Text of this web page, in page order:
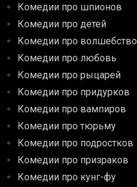
Комедии про шпионов
Комедии про детей
Комедии про волшебство
Комедии про любовь
Комедии про рыцарей
Комедии про придурков
Комедии про вампиров
Комедии про тюрьму
Комедии про подростков
Комедии про призраков
Комедии про кунг-фу